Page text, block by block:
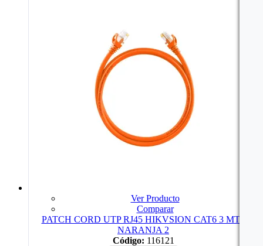
Ver Producto
Comparar
PATCH CORD UTP RJ45 HIKVSION CAT6 3 MTS
NARANJA 2
Código: 116121